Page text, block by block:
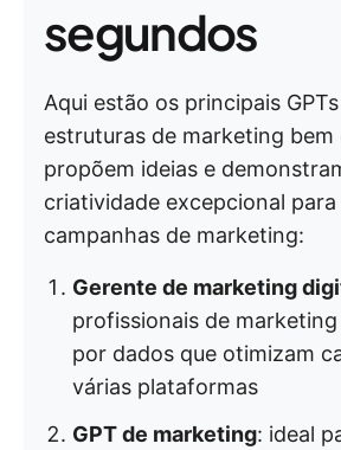
segundos
Aqui estão os principais
estruturas de marketing bem
propõem ideias e
criatividade excepcional
campanhas de marketing:
Gerente de marketing
profissionais de
por dados que otimizam
várias plataformas
GPT de marketing: ideal